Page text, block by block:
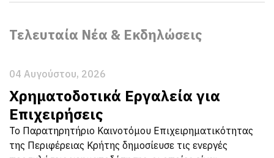
Τελευταία Νέα & Εκδηλώσεις
04 Αυγούστου, 2026
Χρηματοδοτικά Εργαλεία για
Επιχειρήσεις
Το Παρατηρητήριο Καινοτόμου Επιχειρηματικότητας
της Περιφέρειας Κρήτης δημοσίευσε τις ενεργές